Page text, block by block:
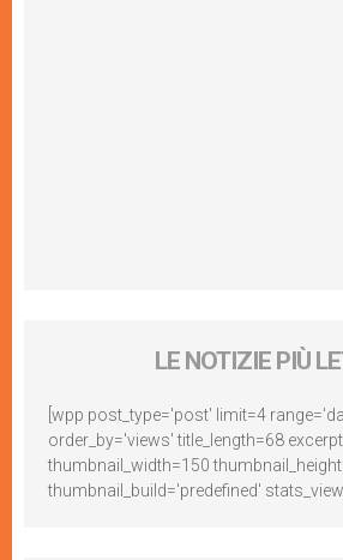
LE NOTIZIE PIÙ
[wpp post_type='post' limit=4
order_by='views' title_length=68
thumbnail_width=150
thumbnail_build='predefined'